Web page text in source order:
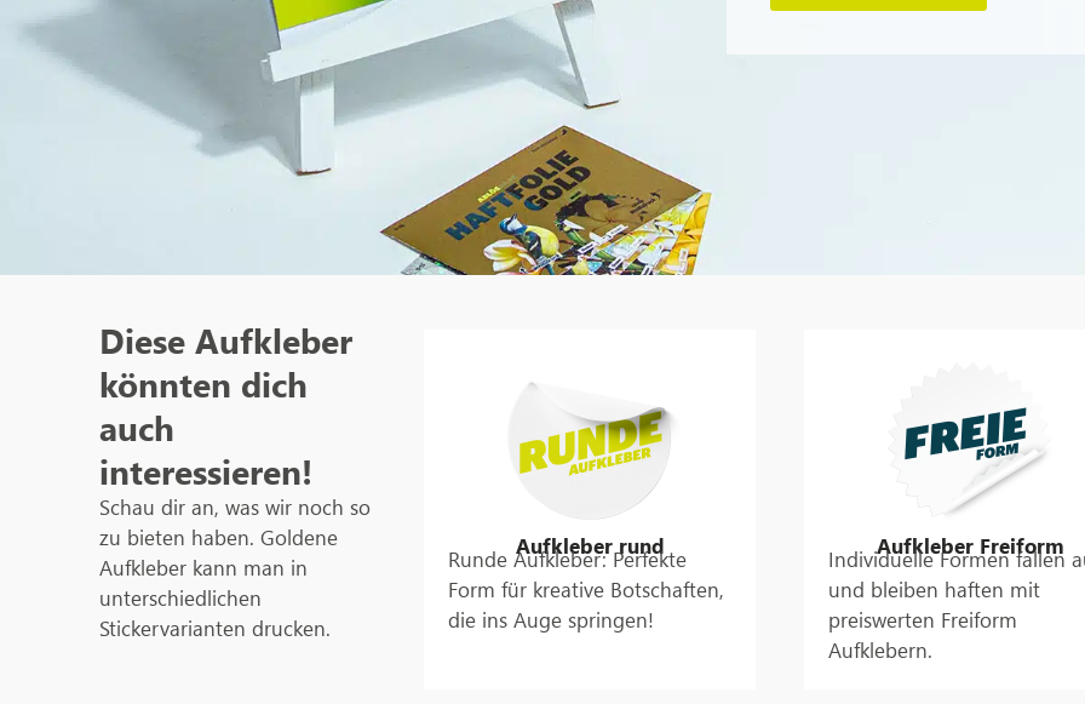
Diese Aufkleber
könnten dich
auch
interessieren!
Schau dir an, was wir noch so
zu bieten haben. Goldene
Aufkleber kann man in
unterschiedlichen
Stickervarianten drucken.
Aufkleber rund
Runde Aufkleber: Perfekte
Form für kreative Botschaften,
die ins Auge springen!
Aufkleber Freiform
Individuelle Formen fallen
und bleiben haften mit
preiswerten Freiform
Aufklebern.